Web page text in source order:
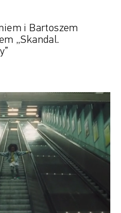
i Bartoszem
„Skandal.